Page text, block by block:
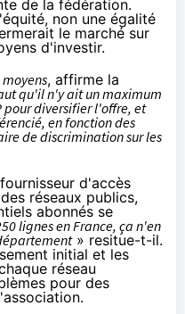
de la fédération.
non une égalité
le marché sur
d'investir.
, affirme la
qu'il n'y ait un maximum
pour diversifier l'offre, et
en fonction des
de discrimination sur les
d'accès
réseaux publics,
abonnés se
lignes en France, ça n'en
» resitue-t-il.
initial et les
réseau
pour des